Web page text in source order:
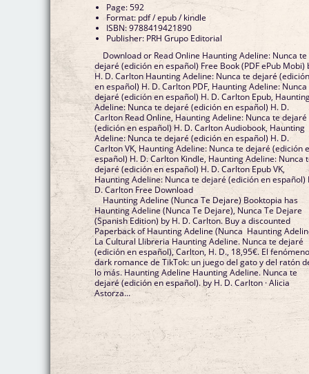
Page: 592
Format: pdf / epub / kindle
ISBN: 9788419421890
Publisher: PRH Grupo Editorial
Download or Read Online Haunting Adeline: Nunca te
dejaré (edición en español) Free Book (PDF ePub Mobi)
H. D. Carlton Haunting Adeline: Nunca te dejaré
en español) H. D. Carlton PDF, Haunting Adeline:
dejaré (edición en español) H. D. Carlton Epub,
Adeline: Nunca te dejaré (edición en español) H. D.
Carlton Read Online, Haunting Adeline: Nunca te dejaré
(edición en español) H. D. Carlton Audiobook, Haunting
Adeline: Nunca te dejaré (edición en español) H. D.
Carlton VK, Haunting Adeline: Nunca te dejaré (edición
español) H. D. Carlton Kindle, Haunting Adeline: Nunca
dejaré (edición en español) H. D. Carlton Epub VK,
Haunting Adeline: Nunca te dejaré (edición en español)
D. Carlton Free Download
Haunting Adeline (Nunca Te Dejare) Booktopia has
Haunting Adeline (Nunca Te Dejare), Nunca Te Dejare
(Spanish Edition) by H. D. Carlton. Buy a discounted
Paperback of Haunting Adeline (Nunca Haunting
La Cultural Llibreria Haunting Adeline. Nunca te dejaré
(edición en español), Carlton, H. D., 18,95€. El
dark romance de TikTok: un juego del gato y del ratón
lo más. Haunting Adeline Haunting Adeline. Nunca te
dejaré (edición en español). by H. D. Carlton · Alicia
Astorza...